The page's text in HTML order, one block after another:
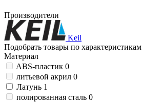
Производители
Keil
Подобрать товары по характеристикам
Материал
ABS-пластик 0
литьевой акрил 0
Латунь 1
полированная сталь 0